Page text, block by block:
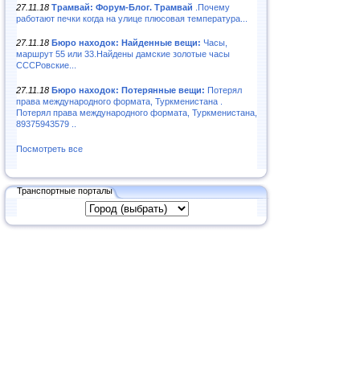
27.11.18 Трамвай: Форум-Блог. Трамвай .Почему
работают печки когда на улице плюсовая температура...
27.11.18 Бюро находок: Найденные вещи: Часы,
маршрут 55 или 33.Найдены дамские золотые часы
СССРовские...
27.11.18 Бюро находок: Потерянные вещи: Потерял
права международного формата, Туркменистана .
Потерял права международного формата, Туркменистана,
89375943579 ..
Посмотреть все
Транспортные порталы